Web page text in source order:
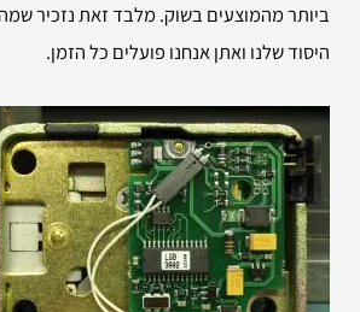
ביותר מהמוצעים בשוק. מלבד זאת נזכיר
היסוד שלנו ואתן אנחנו פועלים כל הזמן.